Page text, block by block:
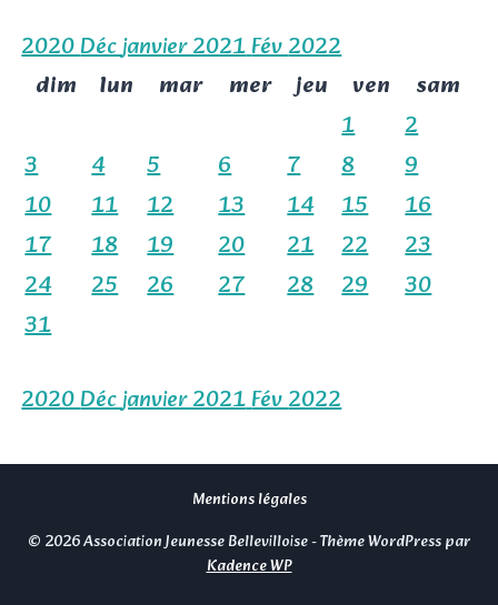
2020Décjanvier 2021Fév2022
dim
lun mar mer jeu ven
sam
1
2
3
4 5 6 7 8
9
10
11 12 13 14 15
16
17
18 19 20 21 22
23
24
25 26 27 28 29
30
31
2020Décjanvier 2021Fév2022
Mentions légales
© 2026 Association Jeunesse Bellevilloise - Thème WordPress par
Kadence WP